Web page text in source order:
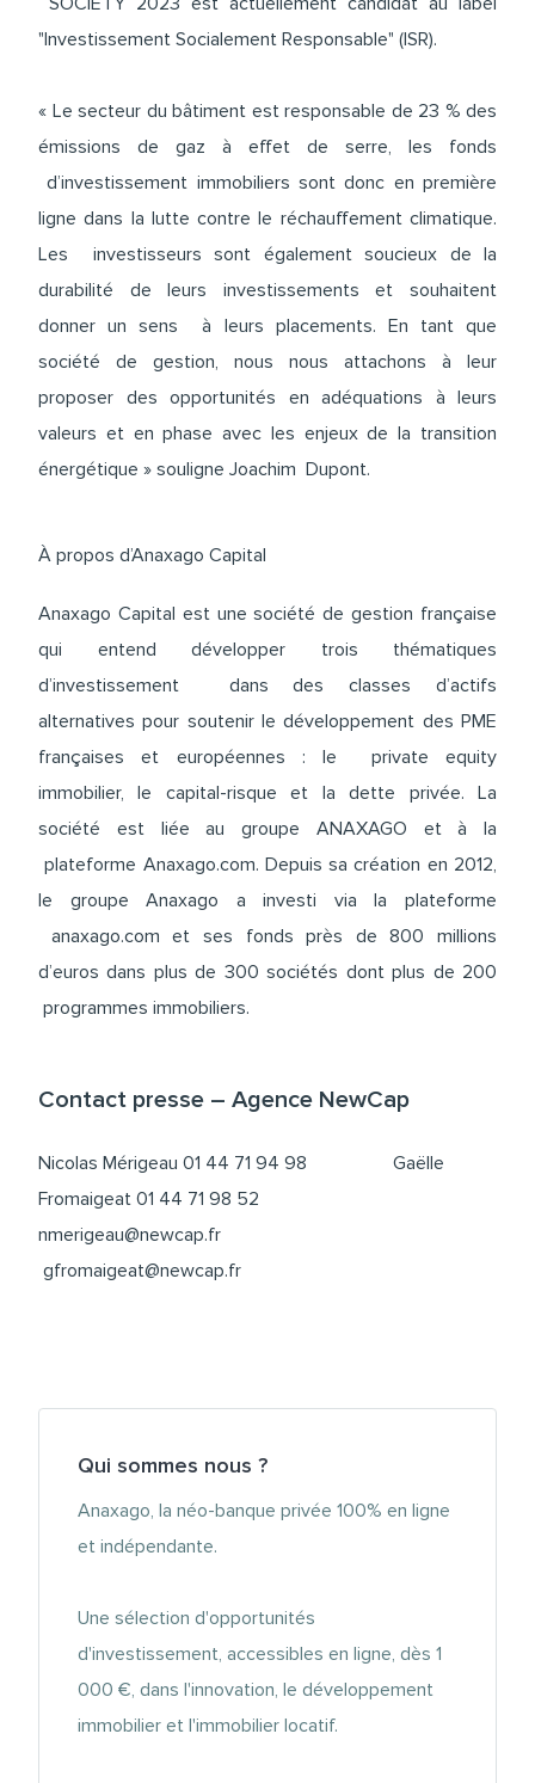
"Investissement Socialement Responsable" (ISR).
« Le secteur du bâtiment est responsable de 23 % des
émissions de gaz à effet de serre, les fonds
d’investissement immobiliers sont donc en première
ligne dans la lutte contre le réchauffement climatique.
Les investisseurs sont également soucieux de la
durabilité de leurs investissements et souhaitent
donner un sens à leurs placements. En tant que
société de gestion, nous nous attachons à leur
proposer des opportunités en adéquations à leurs
valeurs et en phase avec les enjeux de la transition
énergétique » souligne Joachim Dupont.
À propos d’Anaxago Capital
Anaxago Capital est une société de gestion française
qui entend développer trois thématiques
d’investissement dans des classes d’actifs
alternatives pour soutenir le développement des PME
françaises et européennes : le private equity
immobilier, le capital-risque et la dette privée. La
société est liée au groupe ANAXAGO et à la
plateforme Anaxago.com. Depuis sa création en 2012,
le groupe Anaxago a investi via la plateforme
anaxago.com et ses fonds près de 800 millions
d’euros dans plus de 300 sociétés dont plus de 200
programmes immobiliers.
Contact presse – Agence NewCap
Nicolas Mérigeau 01 44 71 94 98 Gaëlle
Fromaigeat 01 44 71 98 52
nmerigeau@newcap.fr
gfromaigeat@newcap.fr
Qui sommes nous ?
Anaxago, la néo-banque privée 100% en ligne
et indépendante.
Une sélection d'opportunités
d'investissement, accessibles en ligne, dès 1
000 €, dans l'innovation, le développement
immobilier et l'immobilier locatif.